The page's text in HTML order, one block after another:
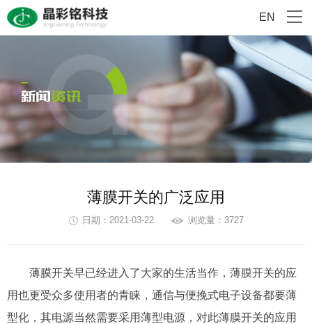
EN
薄膜开关的广泛应用
日期：2021-03-22 浏览量：3727
薄膜开关早已经进入了大家的生活当作，薄膜开关的应
用也更受众多使用者的青睐，通信与便挽式电子设备都要薄
型化，其电源当然需要采用薄型电源，对此薄膜开关的应用